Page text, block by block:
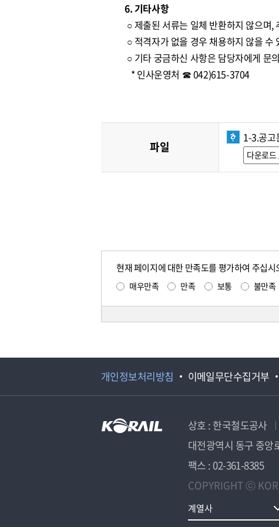
6. 기타사항
○ 제출된 서류는 일체 반환하지 않으며
○ 적격자가 없을 경우 채용하지 않을 수
○ 기타 궁금하신 사항은 담당자에게 문
* 인사운영처 ☎ 042)615-3704
파일
1-3.공고
다운로드
현재 페이지에 대한 만족도를 평가하여 주십시
매우만족 만족 보통 불만족
개인정보처리방침 이메일무단수집거부
상호 : 한국철도공사
대전광역시 동구 중앙
팩스 : 02-361-8385
COPYRIGHT ⓒ
계열사